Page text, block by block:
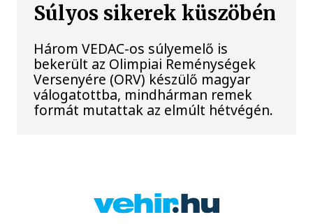
Súlyos sikerek küszöbén
Három VEDAC-os súlyemelő is
bekerült az Olimpiai Reménységek
Versenyére (ORV) készülő magyar
válogatottba, mindhárman remek
formát mutattak az elmúlt hétvégén.